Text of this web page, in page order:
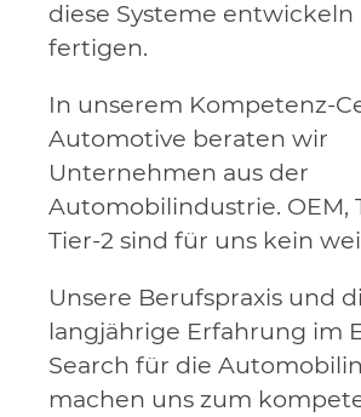
diese Systeme entwickeln
fertigen.
In unserem Kompetenz-
Automotive beraten wir
Unternehmen aus der
Automobilindustrie. OEM,
Tier-2 sind für uns kein
Unsere Berufspraxis und
langjährige Erfahrung im
Search für die
machen uns zum